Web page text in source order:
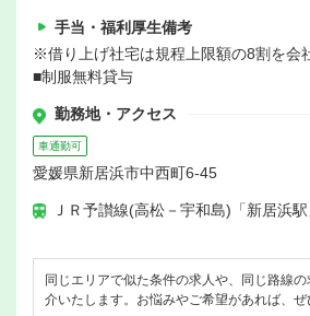
手当・福利厚生備考
※借り上げ社宅は規程上限額の8割を会
■制服無料貸与
勤務地・アクセス
車通勤可
愛媛県新居浜市中西町6-45
ＪＲ予讃線(高松－宇和島)「新居浜
同じエリアで似た条件の求人や、同じ路線
介いたします。お悩みやご希望があれば、